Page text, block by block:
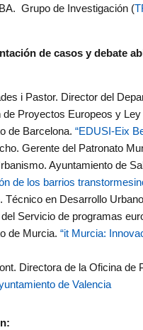
Grupo de Investigación (
de casos y debate
i Pastor. Director del
de Proyectos Europeos y
de Barcelona. “EDUSI-Eix
Gerente del Patronato
Ayuntamiento de
de los barrios
Técnico en Desarrollo Urbano
Servicio de programas
de Murcia. “it Murcia:
Directora de la Oficina de
de Valencia